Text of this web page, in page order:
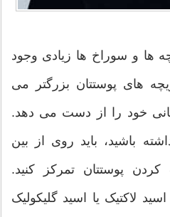
ها و سوراخ ها زیادی وجود
های پوستتان بزرگتر می
خود را از دست می دهد.
باشید، باید روی از بین
پوستتان تمرکز کنید.
لاکتیک یا اسید گلیکولیک